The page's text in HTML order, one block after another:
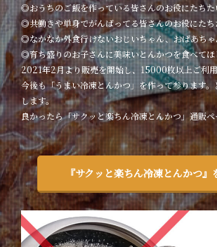
◎おうちのご飯を作っている皆さんのお役にたちた
◎共働きや単身でがんばってる皆さんのお役にたち
◎なかなか外食行けないおじいちゃん、おばあち
◎育ち盛りのお子さんに美味いとんかつを食べてほ
2021年2月より販売を開始し、15000枚以上ご利
今後も「うまい冷凍とんかつ」を作って参ります
します。
良かったら「サクッと楽ちん冷凍とんかつ」通販
『サクッと楽ちん冷凍とんかつ』